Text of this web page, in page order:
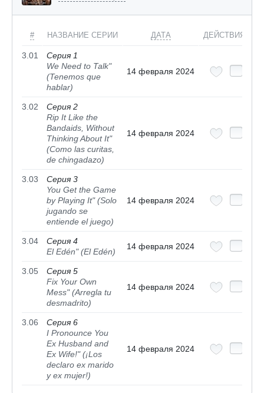
# НАЗВАНИЕ СЕРИИ ДАТА ДЕЙСТВИЯ
3.01
Серия 1
We Need to Talk"
(Tenemos que
hablar)
14 февраля 2024
3.02
Серия 2
Rip It Like the
Bandaids, Without
Thinking About It"
(Como las curitas,
de chingadazo)
14 февраля 2024
3.03
Серия 3
You Get the Game
by Playing It" (Solo
jugando se
entiende el juego)
14 февраля 2024
3.04
Серия 4
El Edén" (El Edén)
14 февраля 2024
3.05
Серия 5
Fix Your Own
Mess" (Arregla tu
desmadrito)
14 февраля 2024
3.06
Серия 6
I Pronounce You
Ex Husband and
Ex Wife!" (¡Los
declaro ex marido
y ex mujer!)
14 февраля 2024